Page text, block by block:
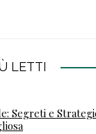
LETTI
Segreti e